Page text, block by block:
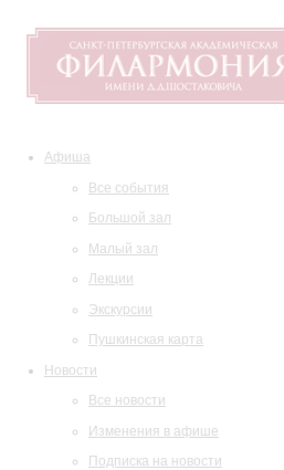
Афиша
Все события
Большой зал
Малый зал
Лекции
Экскурсии
Пушкинская карта
Новости
Все новости
Изменения в афише
Подписка на новости